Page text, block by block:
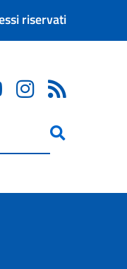
riservati
ricerca